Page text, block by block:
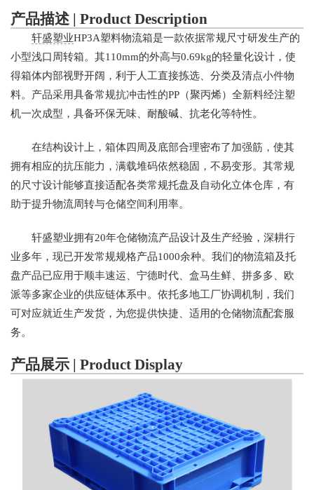
产品描述 | Product Description
轩盛塑业HP3A塑料物流箱是一款依据常规尺寸研发生产的
小型浅口周转箱。其110mm的外高与0.69kg的轻量化设计，使
得箱体内部视野开阔，利于人工直接拣选、分类及清点小件物
料。产品采用具备常规抗冲击性的PP（聚丙烯）全新料经注塑
机一次成型，具备环保无味、耐酸碱、抗老化等特性。
在结构设计上，箱体四周及底部合理密布了加强筋，使其
拥有相应的抗压能力，满载堆码依然稳固，不易变形。其常规
的尺寸设计能够直接适配各类常规托盘及自动化立体仓库，有
助于提升物流周转与仓储空间利用率。
轩盛塑业拥有20年仓储物流产品设计及生产经验，深耕行
业多年，现已开发常规规格产品1000余种。我们的物流箱及托
盘产品已应用于顺丰速运、宁德时代、盒马生鲜、拼多多、欧
派等多家企业的供应链体系中。依托多地工厂协调机制，我们
可对应就近生产发货，为您提供快捷、适用的仓储物流配套服
务。
产品展示 | Product Display